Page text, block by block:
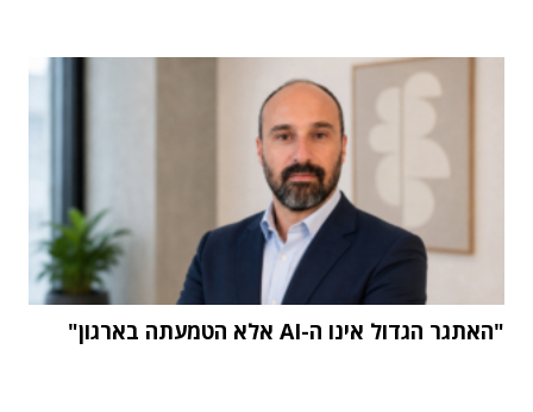
"האתגר הגדול אינו ה-AI אלא הטמעתה בארגון"